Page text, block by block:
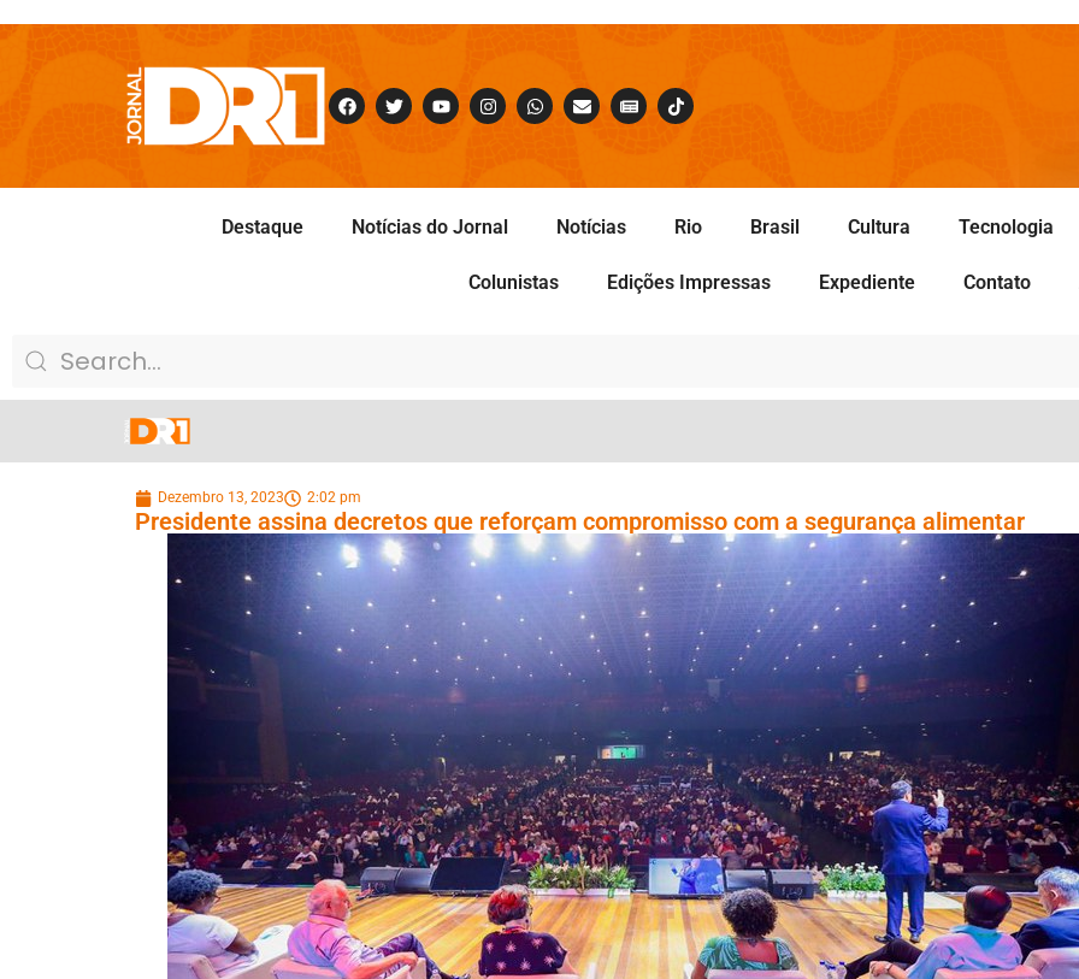
Destaque Notícias do Jornal Notícias Rio Brasil Cultura Tecnologia
Colunistas Edições Impressas Expediente Contato
Dezembro 13, 2023 2:02 pm
Presidente assina decretos que reforçam compromisso com a segurança alimentar